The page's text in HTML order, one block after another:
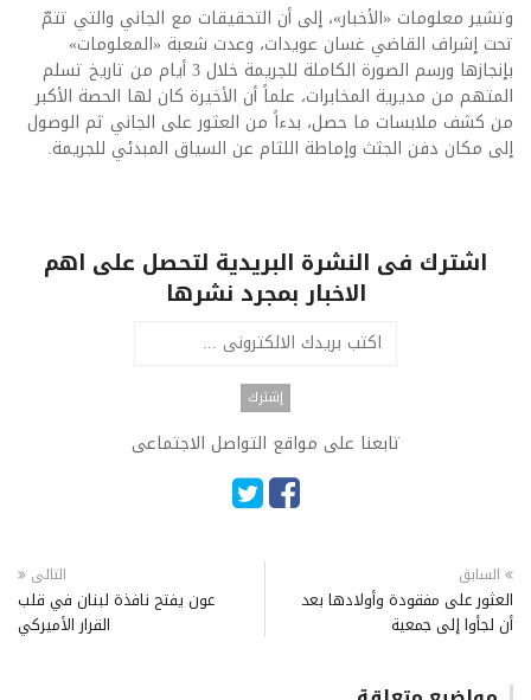
وتشير معلومات «الأخبار»، إلى أن التحقيقات مع الجاني والتي تتمّ
تحت إشراف القاضي غسان عويدات، وعدت شعبة «المعلومات»
بإنجازها ورسم الصورة الكاملة للجريمة خلال 3 أيام من تاريخ تسلم
المتهم من مديرية المخابرات، علماً أن الأخيرة كان لها الحصة الأكبر
من كشف ملابسات ما حصل، بدءاً من العثور على الجاني ثم الوصول
إلى مكان دفن الجثث وإماطة اللثام عن السياق المبدئي للجريمة.
اشترك فى النشرة البريدية لتحصل على اهم
الاخبار بمجرد نشرها
تابعنا على مواقع التواصل الاجتماعى
السابق
العثور على مفقودة وأولادها بعد
أن لجأوا إلى جمعية
التالى
عون يفتح نافذة لبنان في قلب
القرار الأميركي